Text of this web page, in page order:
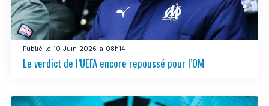
Publié le 10 Juin 2026 à 08h14
Le verdict de l’UEFA encore repoussé pour l’OM